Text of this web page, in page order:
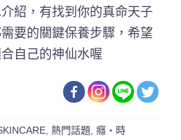
紹，有找到你的真命天子
要的關鍵保養步驟，希望
自己的神仙水喔
熱門話題 癮・時